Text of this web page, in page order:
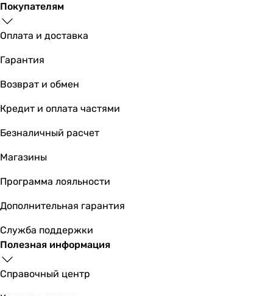
Покупателям
Оплата и доставка
Гарантия
Возврат и обмен
Кредит и оплата частями
Безналичный расчет
Магазины
Программа лояльности
Дополнительная гарантия
Служба поддержки
Полезная информация
Справочный центр